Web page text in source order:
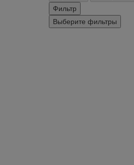
Фильтр
Выберите фильтры